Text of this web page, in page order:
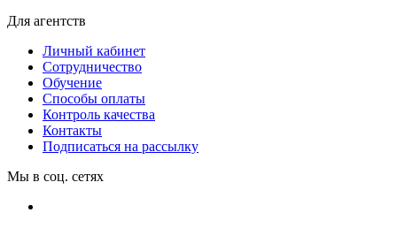
Для агентств
Личный кабинет
Сотрудничество
Обучение
Способы оплаты
Контроль качества
Контакты
Подписаться на рассылку
Мы в соц. сетях